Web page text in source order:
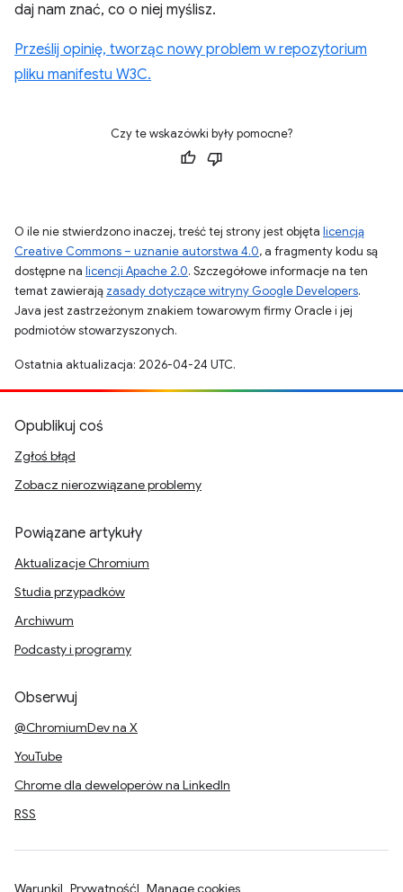
daj nam znać, co o niej myślisz.
Prześlij opinię, tworząc nowy problem w repozytorium
pliku manifestu W3C.
Czy te wskazówki były pomocne?
O ile nie stwierdzono inaczej, treść tej strony jest objęta licencją
Creative Commons – uznanie autorstwa 4.0, a fragmenty kodu są
dostępne na licencji Apache 2.0. Szczegółowe informacje na ten
temat zawierają zasady dotyczące witryny Google Developers.
Java jest zastrzeżonym znakiem towarowym firmy Oracle i jej
podmiotów stowarzyszonych.
Ostatnia aktualizacja: 2026-04-24 UTC.
Opublikuj coś
Zgłoś błąd
Zobacz nierozwiązane problemy
Powiązane artykuły
Aktualizacje Chromium
Studia przypadków
Archiwum
Podcasty i programy
Obserwuj
@ChromiumDev na X
YouTube
Chrome dla deweloperów na LinkedIn
RSS
Warunki Prywatność Manage cookies